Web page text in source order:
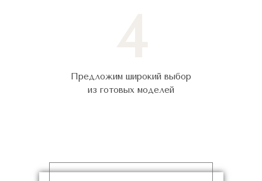
Предложим широкий выбор
из готовых моделей